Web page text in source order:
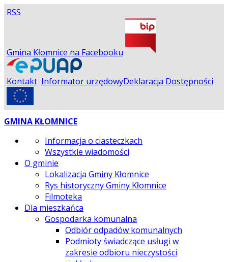
RSS
Gmina Kłomnice na Facebooku
Kontakt Informator urzędowyDeklaracja Dostępności
GMINA KŁOMNICE
Informacja o ciasteczkach
Wszystkie wiadomości
O gminie
Lokalizacja Gminy Kłomnice
Rys historyczny Gminy Kłomnice
Filmoteka
Dla mieszkańca
Gospodarka komunalna
Odbiór odpadów komunalnych
Podmioty świadczące usługi w
zakresie odbioru nieczystości